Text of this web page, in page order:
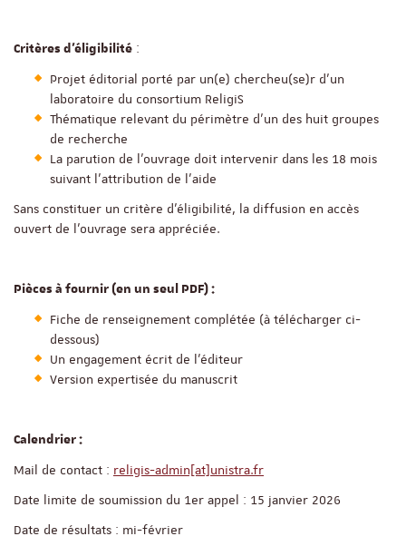
Critères d’éligibilité :
Projet éditorial porté par un(e) chercheu(se)r d’un
laboratoire du consortium ReligiS
Thématique relevant du périmètre d’un des huit groupes
de recherche
La parution de l’ouvrage doit intervenir dans les 18 mois
suivant l’attribution de l’aide
Sans constituer un critère d’éligibilité, la diffusion en accès
ouvert de l’ouvrage sera appréciée.
Pièces à fournir (en un seul PDF) :
Fiche de renseignement complétée (à télécharger ci-
dessous)
Un engagement écrit de l'éditeur
Version expertisée du manuscrit
Calendrier :
Mail de contact : religis-admin[at]unistra.fr
Date limite de soumission du 1er appel : 15 janvier 2026
Date de résultats : mi-février